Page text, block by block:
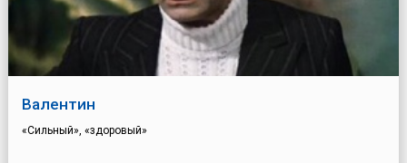
Валентин
«Сильный», «здоровый»